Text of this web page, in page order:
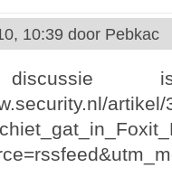
10:39 door Pebkac